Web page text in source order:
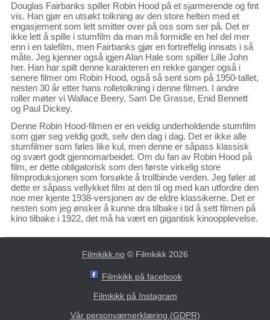
Douglas Fairbanks spiller Robin Hood på et sjarmerende og fint
vis. Han gjør en utsøkt tolkning av den store helten med et
engasjement som lett smitter over på oss som ser på. Det er
ikke lett å spille i stumfilm da man må formidle en hel del mer
enn i en talefilm, men Fairbanks gjør en fortreffelig innsats i så
måte. Jeg kjenner også igjen Alan Hale som spiller Lille John
her. Han har spilt denne karakteren en rekke ganger også i
senere filmer om Robin Hood, også så sent som på 1950-tallet,
nesten 30 år etter hans rolletolkning i denne filmen. I andre
roller møter vi Wallace Beery, Sam De Grasse, Enid Bennett
og Paul Dickey.
Denne Robin Hood-filmen er en veldig underholdende stumfilm
som gjør seg veldig godt, selv den dag i dag. Det er ikke alle
stumfilmer som føles like kul, men denne er såpass klassisk
og svært godt gjennomarbeidet. Om du fan av Robin Hood på
film, er dette obligatorisk som den første virkelig store
filmproduksjonen som forsøkte å trollbinde verden. Jeg føler at
dette er såpass vellykket film at den til og med kan utfordre den
noe mer kjente 1938-versjonen av de eldre klassikerne. Det er
nesten som jeg ønsker å kunne dra tilbake i tid å sett filmen på
kino tilbake i 1922, det må ha vært en gigantisk kinoopplevelse.
Filmkikk.no © Filmkikk 2026
Filmkikk på facebook
Filmkikk på Instagram
Vår personværnerklæring (GDPR)